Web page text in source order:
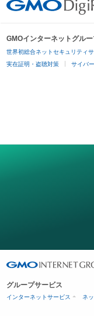
GMOインターネットグル
世界初総合ネットセキュリティ
実在証明・盗聴対策 サイバ
グループサービス
インターネットサービス ネ